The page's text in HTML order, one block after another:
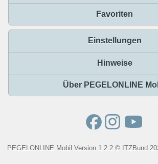
Favoriten
Einstellungen
Hinweise
Über PEGELONLINE
PEGELONLINE Mobil Version 1.2.2 © ITZBund